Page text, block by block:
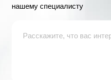
нашему специалисту